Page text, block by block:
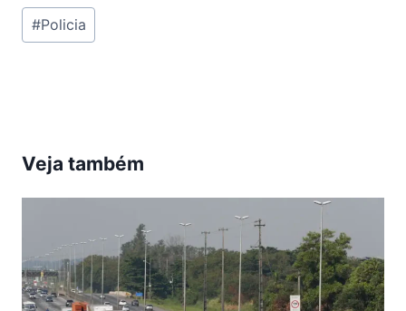
Tags
do
#Policia
Veja também